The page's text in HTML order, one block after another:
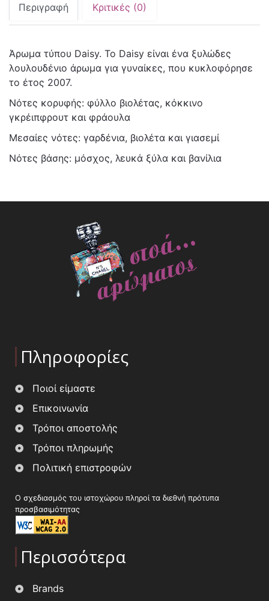
Περιγραφή Κριτικές (0)
Άρωμα τύπου Daisy. Το Daisy είναι ένα ξυλώδες
λουλουδένιο άρωμα για γυναίκες, που κυκλοφόρησε
το έτος 2007.
Νότες κορυφής: φύλλο βιολέτας, κόκκινο
γκρέιπφρουτ και φράουλα
Μεσαίες νότες: γαρδένια, βιολέτα και γιασεμί
Νότες βάσης: μόσχος, λευκά ξύλα και βανίλια
Πληροφορίες
Ποιοί είμαστε
Επικοινωνία
Τρόποι αποστολής
Τρόποι πληρωμής
Πολιτική επιστροφών
Ο σχεδιασμός του ιστοχώρου πληροί τα διεθνή πρότυπα
προσβασιμότητας
Περισσότερα
Brands